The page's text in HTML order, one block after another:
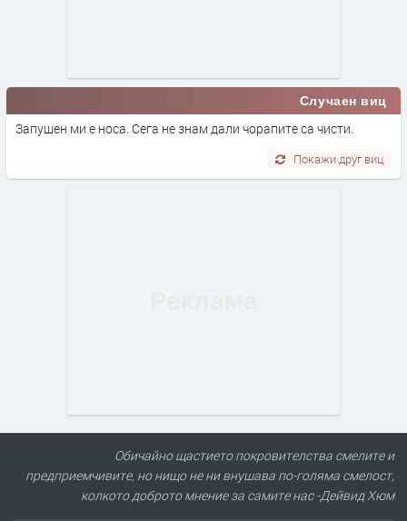
Случаен виц
Запушен ми е носа. Сега не знам дали чорапите са чисти.
Покажи друг виц
Обичайно щастието покровителства смелите и
предприемчивите, но нищо не ни внушава по-голяма смелост,
колкото доброто мнение за самите нас -Дейвид Хюм